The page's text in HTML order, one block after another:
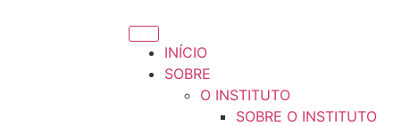
INÍCIO
SOBRE
O INSTITUTO
SOBRE O INSTITUTO